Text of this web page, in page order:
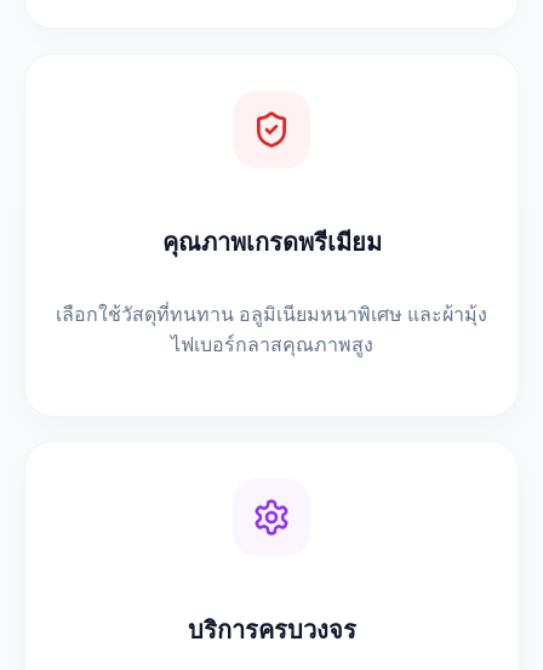
คุณภาพเกรดพรีเมียม
เลือกใช้วัสดุที่ทนทาน อลูมิเนียมหนาพิเศษ และผ้ามุ้ง
ไฟเบอร์กลาสคุณภาพสูง
บริการครบวงจร